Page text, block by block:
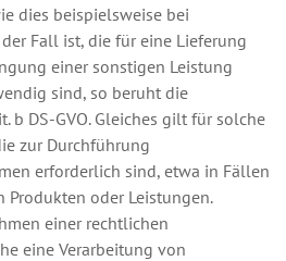
dies beispielsweise bei
Fall ist, die für eine Lieferung
einer sonstigen Leistung
sind, so beruht die
b DS-GVO. Gleiches gilt für solche
zur Durchführung
erforderlich sind, etwa in Fällen
Produkten oder Leistungen.
einer rechtlichen
eine Verarbeitung von